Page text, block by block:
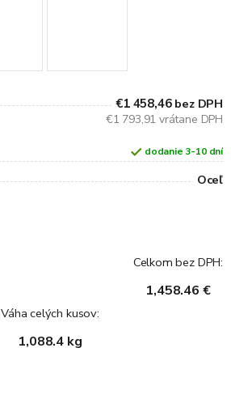
€1 458,46 bez DPH
€1 793,91 vrátane DPH
dodanie 3-10 dní
Oceľ
Váha celých kusov:
1,088.4 kg
Celkom bez DPH:
1,458.46 €